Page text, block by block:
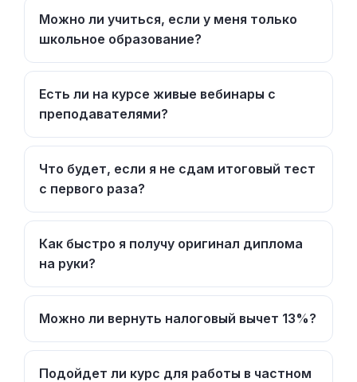
Можно ли учиться, если у меня только
школьное образование?
Есть ли на курсе живые вебинары с
преподавателями?
Что будет, если я не сдам итоговый тест
с первого раза?
Как быстро я получу оригинал диплома
на руки?
Можно ли вернуть налоговый вычет 13%?
Подойдет ли курс для работы в частном